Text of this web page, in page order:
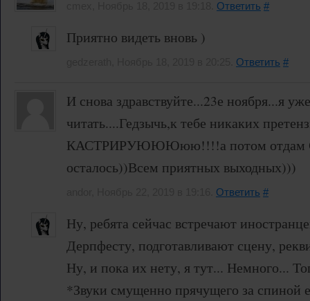
Ответить #
Приятно видеть вновь )
Ответить #
И снова здравствуйте...23е ноября...я
читать....Гедзычь,к тебе никаких
КАСТРИРУЮЮЮюю!!!!а потом отдам
осталось))Всем приятных выходных)))
Ответить #
Ну, ребята сейчас встречают
Дерпфесту, подготавливают сцену,
Ну, и пока их нету, я тут... Немного...
*Звуки смущенно прячущего за спиной